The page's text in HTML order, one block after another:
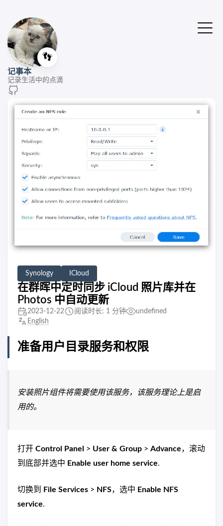
👣
记事本
记录生活中的点滴
Synology ICloud
在群晖中定时同步 iCloud 照片库并在
Photos 中自动更新
2023-12-22 阅读时长: 1 分钟
undefined
English
准备用户目录服务和权限
安装照片组件将需要使用该服务，该服务理论上是启
用的。
打开 Control Panel > User & Group > Advance，滚动
到底部并选中 Enable user home service.
切换到 File Services > NFS，选中 Enable NFS
service.